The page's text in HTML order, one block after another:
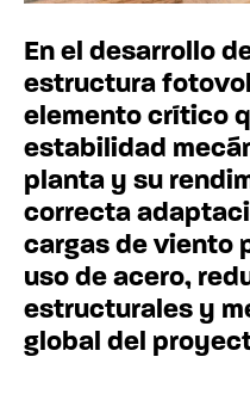
En el desarrollo
estructura
elemento crítico
estabilidad
planta y su
correcta
cargas de viento
uso de acero,
estructurales y
global del